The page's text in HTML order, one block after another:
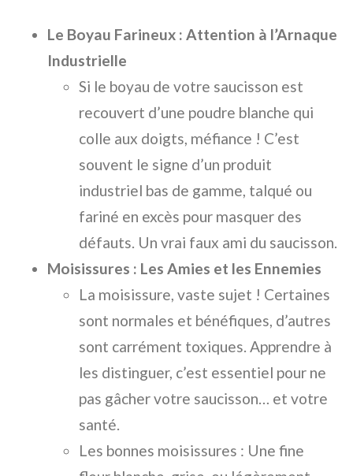
Le Boyau Farineux : Attention à l’Arnaque
Industrielle
Si le boyau de votre saucisson est
recouvert d’une poudre blanche qui
colle aux doigts, méfiance ! C’est
souvent le signe d’un produit
industriel bas de gamme, talqué ou
fariné en excès pour masquer des
défauts. Un vrai faux ami du saucisson.
Moisissures : Les Amies et les Ennemies
La moisissure, vaste sujet ! Certaines
sont normales et bénéfiques, d’autres
sont carrément toxiques. Apprendre à
les distinguer, c’est essentiel pour ne
pas gâcher votre saucisson… et votre
santé.
Les bonnes moisissures : Une fine